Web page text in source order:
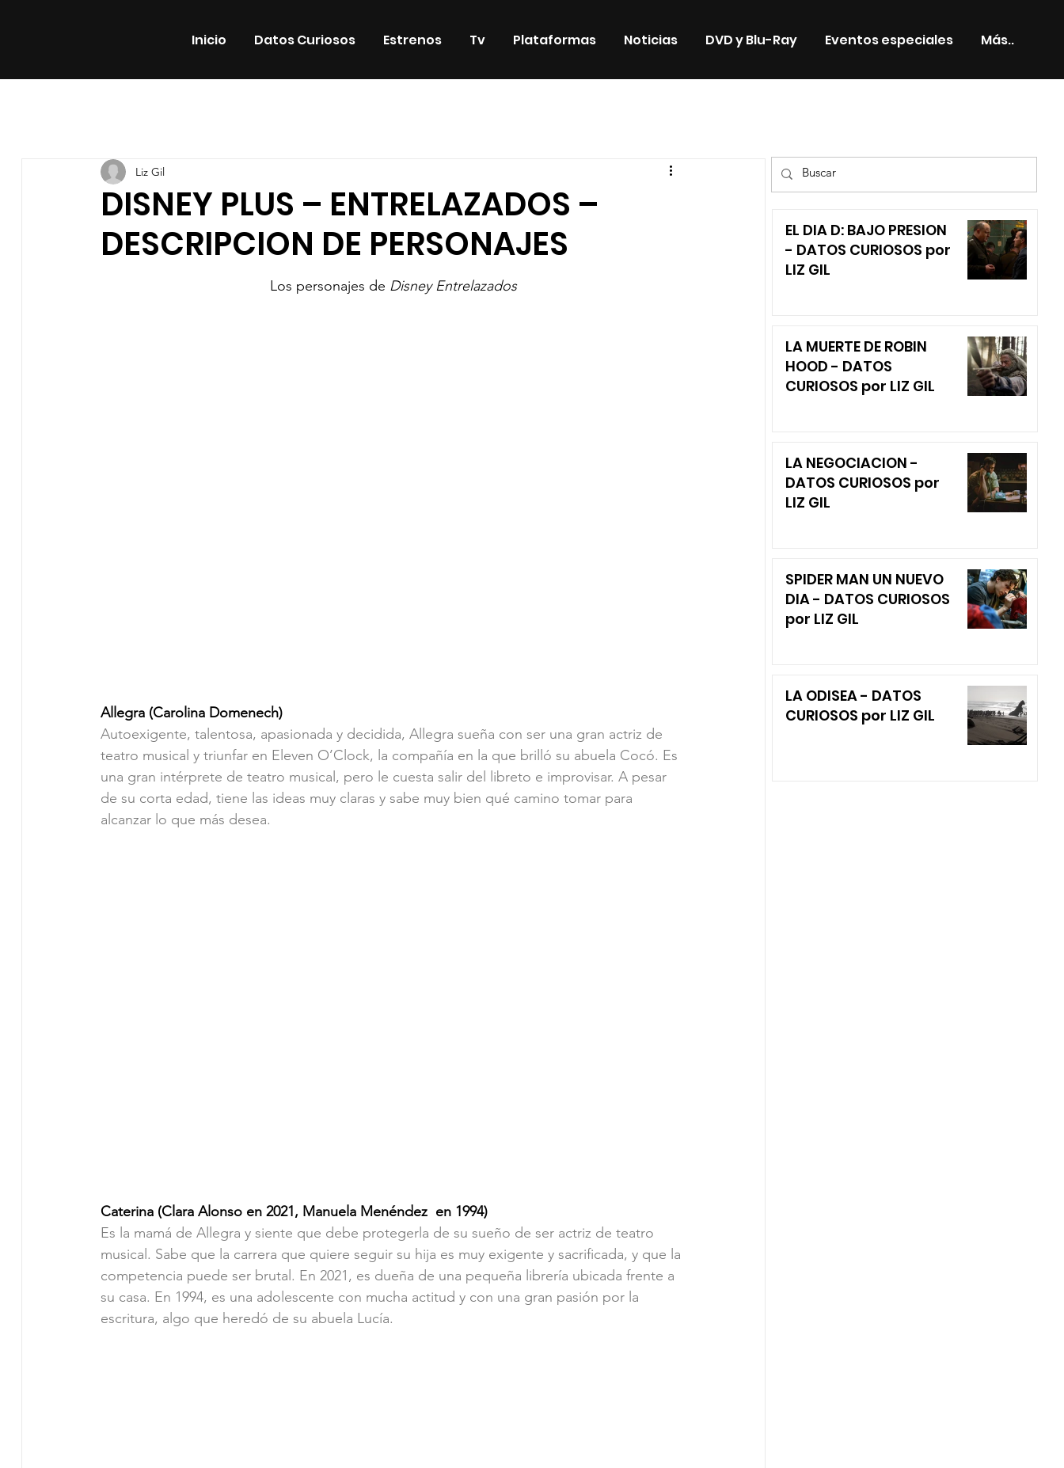
Inicio Datos Curiosos Estrenos Tv Plataformas Noticias DVD y Blu-Ray Eventos especiales Más..
Teatro
DISNEY PLUS – ENTRELAZADOS –
DESCRIPCION DE PERSONAJES
Liz Gil
Los personajes de Disney Entrelazados
Allegra (Carolina Domenech)
Autoexigente, talentosa, apasionada y decidida, Allegra sueña con ser una gran actriz de
teatro musical y triunfar en Eleven O’Clock, la compañía en la que brilló su abuela Cocó. Es
una gran intérprete de teatro musical, pero le cuesta salir del libreto e improvisar. A pesar
de su corta edad, tiene las ideas muy claras y sabe muy bien qué camino tomar para
alcanzar lo que más desea.
Caterina (Clara Alonso en 2021, Manuela Menéndez  en 1994)
Es la mamá de Allegra y siente que debe protegerla de su sueño de ser actriz de teatro
musical. Sabe que la carrera que quiere seguir su hija es muy exigente y sacrificada, y que la
competencia puede ser brutal. En 2021, es dueña de una pequeña librería ubicada frente a
su casa. En 1994, es una adolescente con mucha actitud y con una gran pasión por la
escritura, algo que heredó de su abuela Lucía.
EL DIA D: BAJO PRESION
- DATOS CURIOSOS por
LIZ GIL
LA MUERTE DE ROBIN
HOOD - DATOS
CURIOSOS por LIZ GIL
LA NEGOCIACION -
DATOS CURIOSOS por
LIZ GIL
SPIDER MAN UN NUEVO
DIA - DATOS CURIOSOS
por LIZ GIL
LA ODISEA - DATOS
CURIOSOS por LIZ GIL